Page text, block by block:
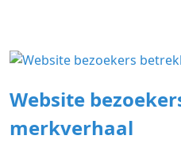
Website
merkverhaal